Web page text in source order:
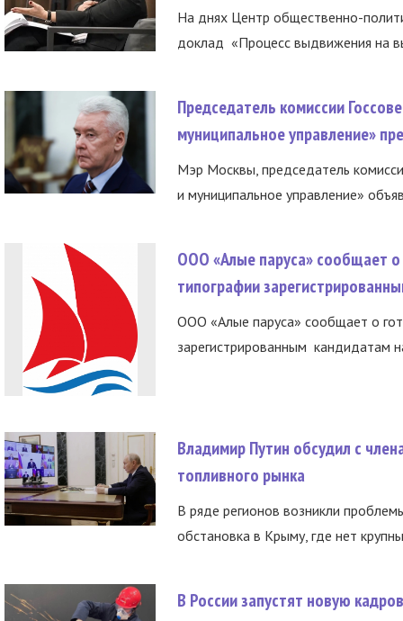
На днях Центр общественно-
доклад «Процесс выдвижения на
Председатель комиссии
муниципальное управление»
Мэр Москвы, председатель
и муниципальное управление»
ООО «Алые паруса» сообщает о
типографии
ООО «Алые паруса» сообщает о
зарегистрированным кандидатам
Владимир Путин обсудил с
топливного рынка
В ряде регионов возникли
обстановка в Крыму, где нет
В России запустят новую